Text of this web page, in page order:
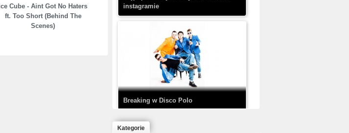
Ice Cube - Aint Got No Haters
ft. Too Short (Behind The
Scenes)
TEDE & SIR MICH - KICKDOWN /
DISCO NOIR
instagramie
Breaking w Disco Polo
Kategorie